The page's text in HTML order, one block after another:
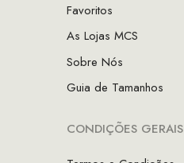
Favoritos
As Lojas MCS
Sobre Nós
Guia de Tamanhos
CONDIÇÕES GERAIS